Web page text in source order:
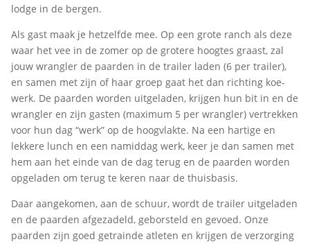
lodge in de bergen.
Als gast maak je hetzelfde mee. Op een grote ranch als deze
waar het vee in de zomer op de grotere hoogtes graast, zal
jouw wrangler de paarden in de trailer laden (6 per trailer),
en samen met zijn of haar groep gaat het dan richting koe-
werk. De paarden worden uitgeladen, krijgen hun bit in en de
wrangler en zijn gasten (maximum 5 per wrangler) vertrekken
voor hun dag “werk” op de hoogvlakte. Na een hartige en
lekkere lunch en een namiddag werk, keer je dan samen met
hem aan het einde van de dag terug en de paarden worden
opgeladen om terug te keren naar de thuisbasis.
Daar aangekomen, aan de schuur, wordt de trailer uitgeladen
en de paarden afgezadeld, geborsteld en gevoed. Onze
paarden zijn goed getrainde atleten en krijgen de verzorging